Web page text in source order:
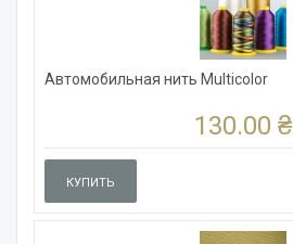
Автомобильная нить Multicolor
130.00 ₴
КУПИТЬ